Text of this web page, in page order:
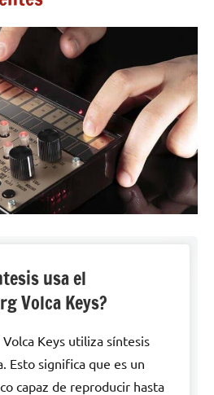
usa el
Volca Keys?
Keys utiliza síntesis
Esto significa que es un
capaz de reproducir hasta